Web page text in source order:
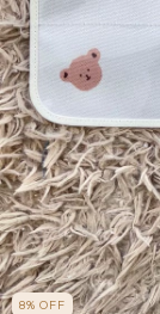
8% OFF